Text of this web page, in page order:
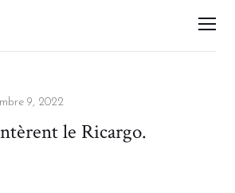
9, 2022
le Ricargo.